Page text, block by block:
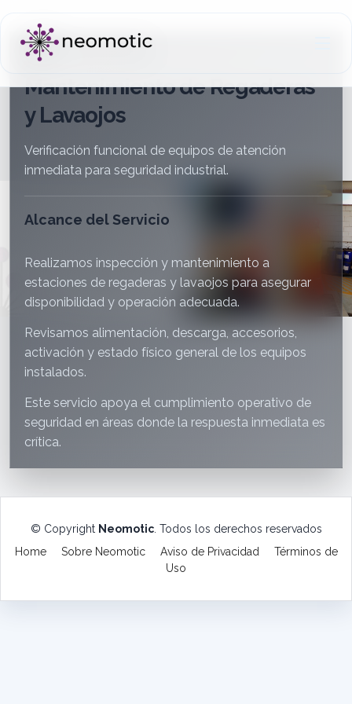
SERVICIO
Mantenimiento de Regaderas
y Lavaojos
Verificación funcional de equipos de atención
inmediata para seguridad industrial.
Alcance del Servicio
Realizamos inspección y mantenimiento a
estaciones de regaderas y lavaojos para asegurar
disponibilidad y operación adecuada.
Revisamos alimentación, descarga, accesorios,
activación y estado físico general de los equipos
instalados.
Este servicio apoya el cumplimiento operativo de
seguridad en áreas donde la respuesta inmediata es
crítica.
© Copyright Neomotic. Todos los derechos reservados
Home
Sobre Neomotic Aviso de Privacidad
Términos de
Uso